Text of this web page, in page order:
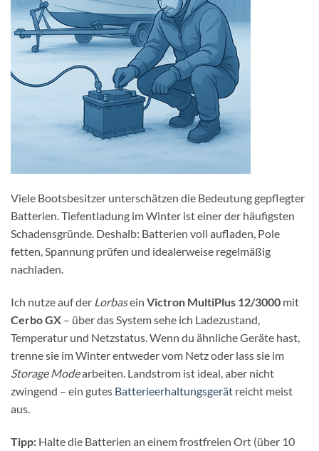
Viele Bootsbesitzer unterschätzen die Bedeutung gepflegter
Batterien. Tiefentladung im Winter ist einer der häufigsten
Schadensgründe. Deshalb: Batterien voll aufladen, Pole
fetten, Spannung prüfen und idealerweise regelmäßig
nachladen.
Ich nutze auf der Lorbasein Victron MultiPlus 12/3000 mit
Cerbo GX – über das System sehe ich Ladezustand,
Temperatur und Netzstatus. Wenn du ähnliche Geräte hast,
trenne sie im Winter entweder vom Netz oder lass sie im
Storage Modearbeiten. Landstrom ist ideal, aber nicht
zwingend – ein gutes Batterieerhaltungsgerät reicht meist
aus.
Tipp: Halte die Batterien an einem frostfreien Ort (über 10